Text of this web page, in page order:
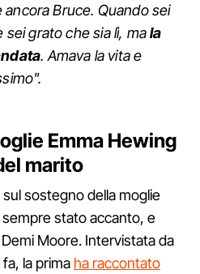
ancora Bruce. Quando sei
sei grato che sia lì, mala
. Amava la vita e
Emma Hewing
marito
sostegno della moglie
stato accanto, e
Moore. Intervistata da
la prima ha raccontato